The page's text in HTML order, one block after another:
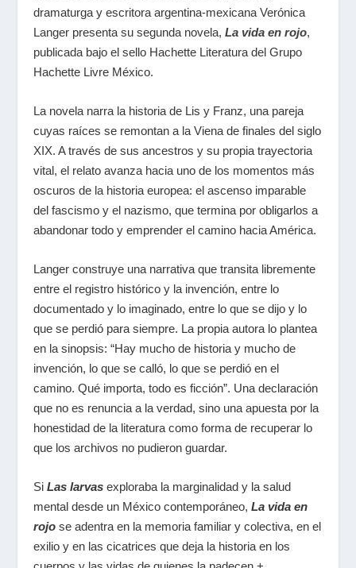
dramaturga y escritora argentina-mexicana Verónica
Langer presenta su segunda novela,La vida en rojo,
publicada bajo el sello Hachette Literatura del Grupo
Hachette Livre México.
La novela narra la historia de Lis y Franz, una pareja
cuyas raíces se remontan a la Viena de finales del siglo
XIX. A través de sus ancestros y su propia trayectoria
vital, el relato avanza hacia uno de los momentos más
oscuros de la historia europea: el ascenso imparable
del fascismo y el nazismo, que termina por obligarlos a
abandonar todo y emprender el camino hacia América.
Langer construye una narrativa que transita libremente
entre el registro histórico y la invención, entre lo
documentado y lo imaginado, entre lo que se dijo y lo
que se perdió para siempre. La propia autora lo plantea
en la sinopsis: “Hay mucho de historia y mucho de
invención, lo que se calló, lo que se perdió en el
camino. Qué importa, todo es ficción”. Una declaración
que no es renuncia a la verdad, sino una apuesta por la
honestidad de la literatura como forma de recuperar lo
que los archivos no pudieron guardar.
SiLas larvas exploraba la marginalidad y la salud
mental desde un México contemporáneo,La vida en
rojo se adentra en la memoria familiar y colectiva, en el
exilio y en las cicatrices que deja la historia en los